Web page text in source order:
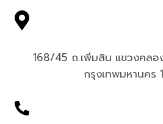
168/45 ถ.เพิ่มสิน แขวงคลอ
กรุงเทพมหานคร